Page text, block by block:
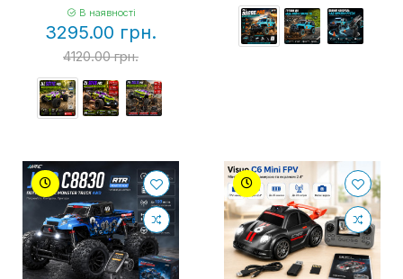
В наявності
3295.00 грн.
4120.00 грн.